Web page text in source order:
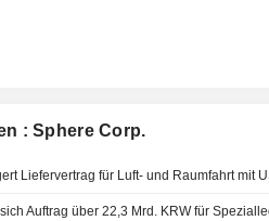
: Sphere Corp.
Liefervertrag für Luft- und Raumfahrt mit
Auftrag über 22,3 Mrd. KRW für